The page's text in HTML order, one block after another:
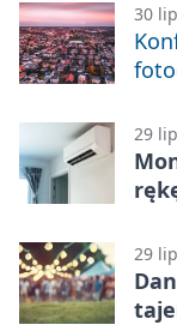
30
29
29